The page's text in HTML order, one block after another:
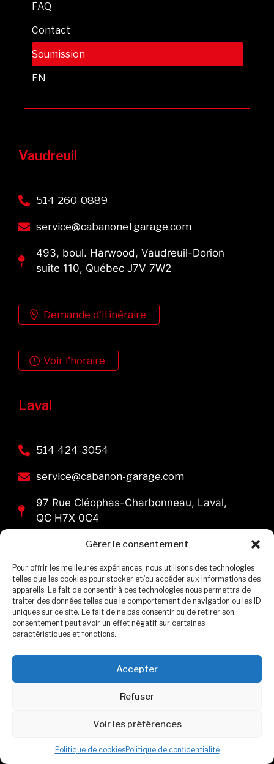
Gérer le consentement
Pour offrir les meilleures expériences, nous utilisons des technologies
telles que les cookies pour stocker et/ou accéder aux informations des
appareils. Le fait de consentir à ces technologies nous permettra de
traiter des données telles que le comportement de navigation ou les ID
uniques sur ce site. Le fait de ne pas consentir ou de retirer son
consentement peut avoir un effet négatif sur certaines
caractéristiques et fonctions.
Accepter
Refuser
Voir les préférences
Politique de cookiesPolitique de confidentialité
FAQ
Contact
Soumission
EN
Vaudreuil
514 260-0889
service@cabanonetgarage.com
493, boul. Harwood, Vaudreuil-Dorion
suite 110, Québec J7V 7W2
Demande d'itinéraire
Voir l'horaire
Laval
514 424-3054
service@cabanon-garage.com
97 Rue Cléophas-Charbonneau, Laval,
QC H7X 0C4
Demande d'itinéraire
Voir l'horaire
Formulaire de contact